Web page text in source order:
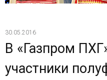
30.05.2016
В «Газпром
участники